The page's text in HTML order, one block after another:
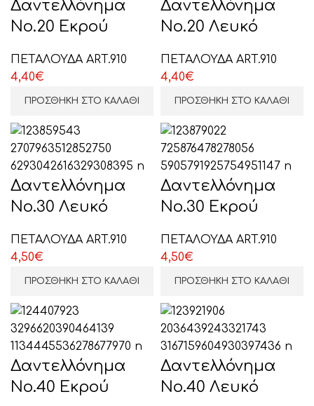
Δαντελλόνημα
Νο.20 Εκρού
ΠΕΤΑΛΟΥΔΑ ART.910
4,40€
ΠΡΟΣΘΉΚΗ ΣΤΟ ΚΑΛΆΘΙ
Δαντελλόνημα
Νο.20 Λευκό
ΠΕΤΑΛΟΥΔΑ ART.910
4,40€
ΠΡΟΣΘΉΚΗ ΣΤΟ ΚΑΛΆΘΙ
Δαντελλόνημα
Νο.30 Λευκό
ΠΕΤΑΛΟΥΔΑ ART.910
4,50€
ΠΡΟΣΘΉΚΗ ΣΤΟ ΚΑΛΆΘΙ
Δαντελλόνημα
Νο.30 Εκρού
ΠΕΤΑΛΟΥΔΑ ART.910
4,50€
ΠΡΟΣΘΉΚΗ ΣΤΟ ΚΑΛΆΘΙ
Δαντελλόνημα
Νο.40 Εκρού
Δαντελλόνημα
Νο.40 Λευκό